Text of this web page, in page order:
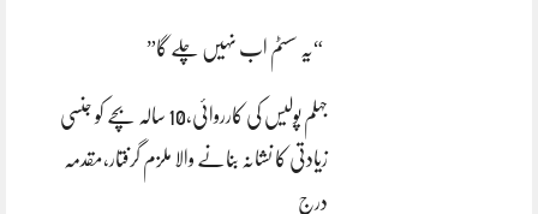
“یہ سسٹم اب نہیں چلے گا”
جہلم پولیس کی کارروائی،10 سالہ بچے کو جنسی
زیادتی کا نشانہ بنانے والا ملزم گرفتار،مقدمہ
درج